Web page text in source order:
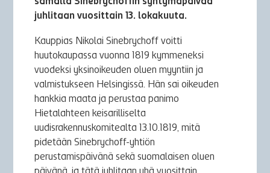
juhlitaan vuosittain 13. lokakuuta.
Kauppias Nikolai Sinebrychoff voitti
huutokaupassa vuonna 1819 kymmeneksi
vuodeksi yksinoikeuden oluen myyntiin ja
valmistukseen Helsingissä. Hän sai oikeuden
hankkia maata ja perustaa panimo
Hietalahteen keisarilliselta
uudisrakennuskomitealta 13.10.1819, mitä
pidetään Sinebrychoff-yhtiön
perustamispäivänä sekä suomalaisen oluen